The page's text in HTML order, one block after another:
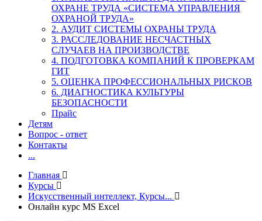
ОХРАНЕ ТРУДА «СИСТЕМА УПРАВЛЕНИЯ
ОХРАНОЙ ТРУДА»
2. АУДИТ СИСТЕМЫ ОХРАНЫ ТРУДА
3. РАССЛЕДОВАНИЕ НЕСЧАСТНЫХ
СЛУЧАЕВ НА ПРОИЗВОДСТВЕ
4. ПОДГОТОВКА КОМПАНИЙ К ПРОВЕРКАМ
ГИТ
5. ОЦЕНКА ПРОФЕССИОНАЛЬНЫХ РИСКОВ
6. ДИАГНОСТИКА КУЛЬТУРЫ
БЕЗОПАСНОСТИ
Прайс
Детям
Вопрос - ответ
Контакты
...
Главная
Курсы
Искусственный интеллект, Курсы...
Онлайн курс MS Excel